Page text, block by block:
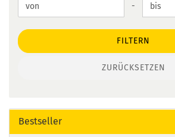
Preis bis -
FILTERN
ZURÜCKSETZEN
Bestseller